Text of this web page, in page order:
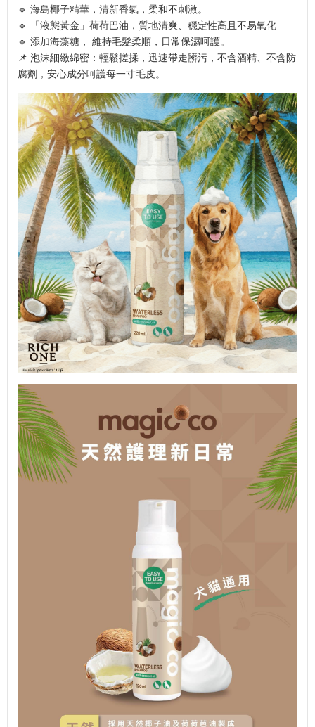
🔹 海島椰子精華，清新香氣，柔和不刺激。
🔹 「液態黃金」荷荷巴油，質地清爽、穩定性高且不易氧化
🔹 添加海藻糖， 維持毛髮柔順，日常保濕呵護。
📌 泡沫細緻綿密：輕鬆搓揉，迅速帶走髒污，不含酒精、不含防
腐劑，安心成分呵護每一寸毛皮。